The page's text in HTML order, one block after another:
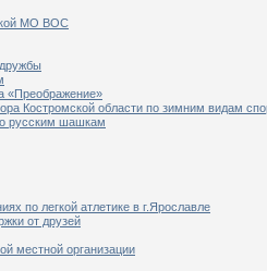
МО ВОС
«Преображение»
Костромской области по зимним видам
русским шашкам
по легкой атлетике в г.Ярославле
от друзей
местной организации